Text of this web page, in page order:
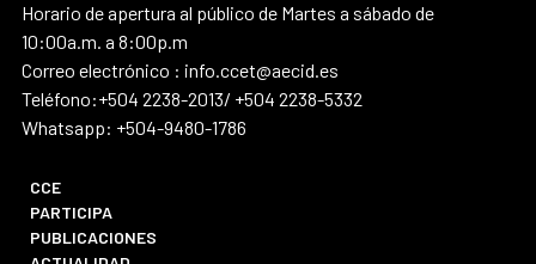
Horario de apertura al público de Martes a sábado de
10:00a.m. a 8:00p.m
Correo electrónico : info.ccet@aecid.es
Teléfono:+504 2238-2013/ +504 2238-5332
Whatsapp: +504-9480-1786
CCE
PARTICIPA
PUBLICACIONES